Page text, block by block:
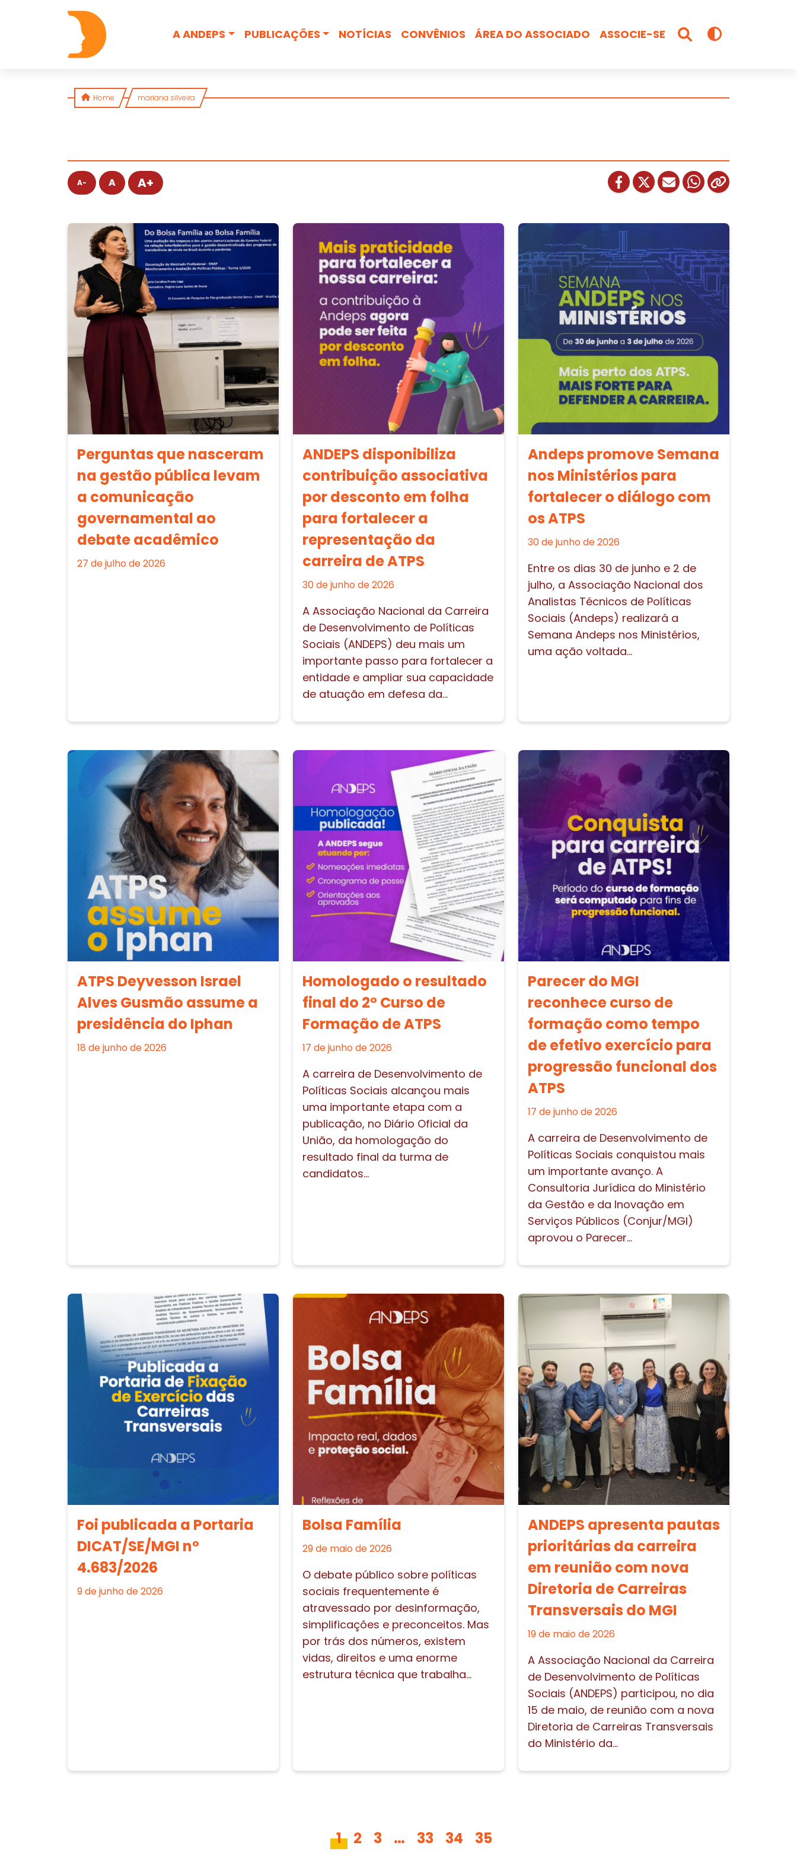
Skip to content
A ANDEPS
PUBLICAÇÕES NOTÍCIAS CONVÊNIOS ÁREA DO ASSOCIADO ASSOCIE-SE
Busca
Home mariana silveira
A- A A+
Perguntas que nasceram
na gestão pública levam
a comunicação
governamental ao
debate acadêmico
27 de julho de 2026
ANDEPS disponibiliza
contribuição associativa
por desconto em folha
para fortalecer a
representação da
carreira de ATPS
30 de junho de 2026
A Associação Nacional da Carreira
de Desenvolvimento de Políticas
Sociais (ANDEPS) deu mais um
importante passo para fortalecer a
entidade e ampliar sua capacidade
de atuação em defesa da...
Andeps promove Semana
nos Ministérios para
fortalecer o diálogo com
os ATPS
30 de junho de 2026
Entre os dias 30 de junho e 2 de
julho, a Associação Nacional dos
Analistas Técnicos de Políticas
Sociais (Andeps) realizará a
Semana Andeps nos Ministérios,
uma ação voltada...
ATPS Deyvesson Israel
Alves Gusmão assume a
presidência do Iphan
18 de junho de 2026
Homologado o resultado
final do 2º Curso de
Formação de ATPS
17 de junho de 2026
A carreira de Desenvolvimento de
Políticas Sociais alcançou mais
uma importante etapa com a
publicação, no Diário Oficial da
União, da homologação do
resultado final da turma de
candidatos...
Parecer do MGI
reconhece curso de
formação como tempo
de efetivo exercício para
progressão funcional dos
ATPS
17 de junho de 2026
A carreira de Desenvolvimento de
Políticas Sociais conquistou mais
um importante avanço. A
Consultoria Jurídica do Ministério
da Gestão e da Inovação em
Serviços Públicos (Conjur/MGI)
aprovou o Parecer...
Foi publicada a Portaria
DICAT/SE/MGI nº
4.683/2026
9 de junho de 2026
Bolsa Família
29 de maio de 2026
O debate público sobre políticas
sociais frequentemente é
atravessado por desinformação,
simplificações e preconceitos. Mas
por trás dos números, existem
vidas, direitos e uma enorme
estrutura técnica que trabalha...
ANDEPS apresenta pautas
prioritárias da carreira
em reunião com nova
Diretoria de Carreiras
Transversais do MGI
19 de maio de 2026
A Associação Nacional da Carreira
de Desenvolvimento de Políticas
Sociais (ANDEPS) participou, no dia
15 de maio, de reunião com a nova
Diretoria de Carreiras Transversais
do Ministério da...
1 2 3 … 33 34 35